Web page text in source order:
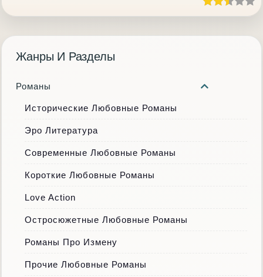
Жанры И Разделы
Романы
Исторические Любовные Романы
Эро Литература
Современные Любовные Романы
Короткие Любовные Романы
Love Action
Остросюжетные Любовные Романы
Романы Про Измену
Прочие Любовные Романы